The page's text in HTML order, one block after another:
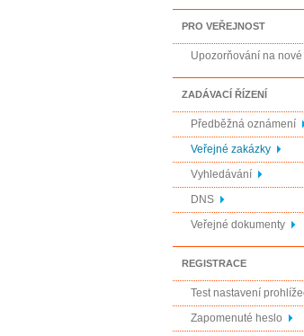
PRO VEŘEJNOST
Upozorňování na nové
ZADÁVACÍ ŘÍZENÍ
Předběžná oznámení
Veřejné zakázky
Vyhledávání
DNS
Veřejné dokumenty
REGISTRACE
Test nastavení
Zapomenuté heslo